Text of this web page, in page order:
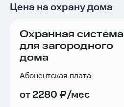
Цена на охрану дома
Охранная система
для загородного
дома
Абонентская плата
от 2280 ₽/мес